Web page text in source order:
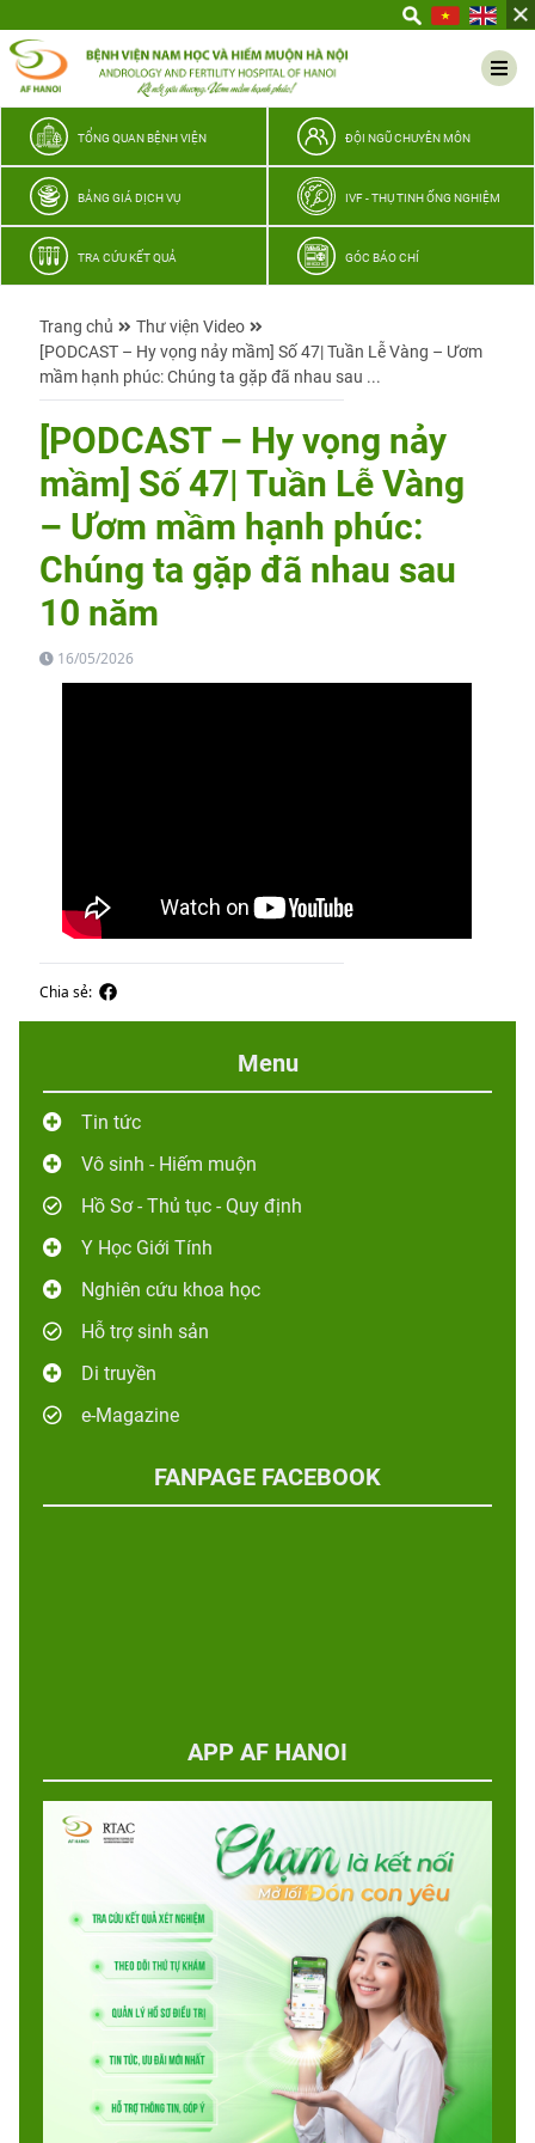
thương
TỔNG QUAN BỆNH VIỆN ĐỘI NGŨ CHUYÊN MÔN
BẢNG GIÁ DỊCH VỤ IVF - THỤ TINH ỐNG NGHIỆM
TRA CỨU KẾT QUẢ GÓC BÁO CHÍ
Trang chủ
Thư viện Video
[PODCAST – Hy vọng nảy mầm] Số 47| Tuần Lễ Vàng – Ươm
mầm hạnh phúc: Chúng ta gặp đã nhau sau ...
[PODCAST – Hy vọng nảy
mầm] Số 47| Tuần Lễ Vàng
– Ươm mầm hạnh phúc:
Chúng ta gặp đã nhau sau
10 năm
16/05/2026
Chia sẻ:
Menu
Tin tức
Vô sinh - Hiếm muộn
Hồ Sơ - Thủ tục - Quy định
Y Học Giới Tính
Nghiên cứu khoa học
Hỗ trợ sinh sản
Di truyền
e-Magazine
FANPAGE FACEBOOK
APP AF HANOI